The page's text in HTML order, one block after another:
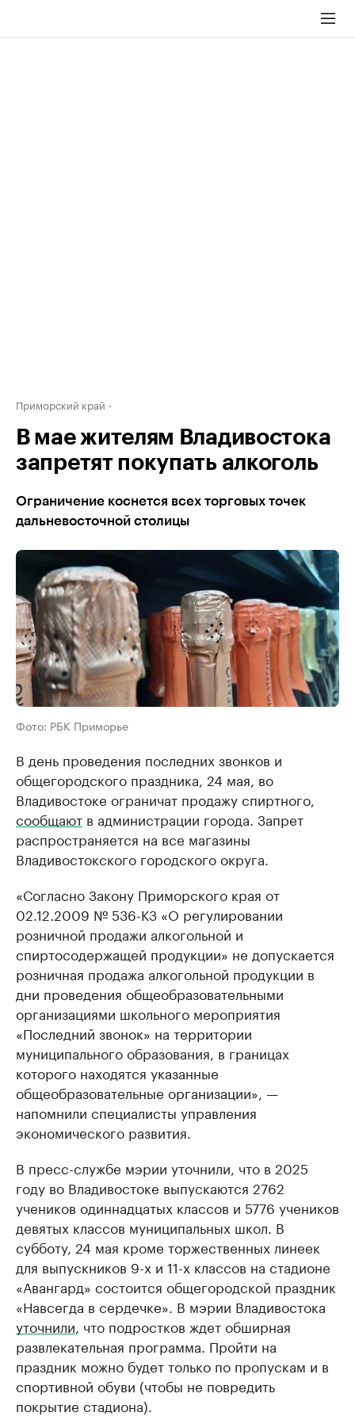
Приморский край
В мае жителям Владивостока
запретят покупать алкоголь
Ограничение коснется всех торговых точек
дальневосточной столицы
Фото: РБК Приморье
В день проведения последних звонков и
общегородского праздника, 24 мая, во
Владивостоке ограничат продажу спиртного,
сообщают в администрации города. Запрет
распространяется на все магазины
Владивостокского городского округа.
«Согласно Закону Приморского края от
02.12.2009 № 536-КЗ «О регулировании
розничной продажи алкогольной и
спиртосодержащей продукции» не допускается
розничная продажа алкогольной продукции в
дни проведения общеобразовательными
организациями школьного мероприятия
«Последний звонок» на территории
муниципального образования, в границах
которого находятся указанные
общеобразовательные организации», —
напомнили специалисты управления
экономического развития.
В пресс-службе мэрии уточнили, что в 2025
году во Владивостоке выпускаются 2762
учеников одиннадцатых классов и 5776 учеников
девятых классов муниципальных школ. В
субботу, 24 мая кроме торжественных линеек
для выпускников 9-х и 11-х классов на стадионе
«Авангард» состоится общегородской праздник
«Навсегда в сердечке». В мэрии Владивостока
уточнили , что подростков ждет обширная
развлекательная программа. Пройти на
праздник можно будет только по пропускам и в
спортивной обуви (чтобы не повредить
покрытие стадиона).